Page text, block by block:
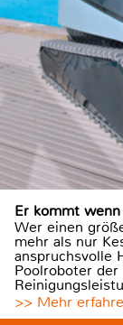
Er kommt
Wer einen
mehr als nur
anspruchsvolle
Poolroboter der
>> Mehr